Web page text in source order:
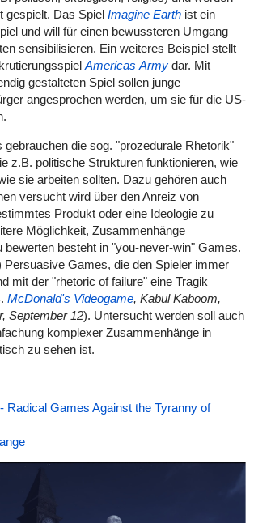
gespielt. Das Spiel Imagine Earthist ein
und will für einen bewussteren Umgang
sensibilisieren. Ein weiteres Beispiel stellt
Americas Armydar. Mit
gestalteten Spiel sollen junge
angesprochen werden, um sie für die US-
die sog. "prozedurale Rhetorik"
z.B. politische Strukturen funktionieren, wie
sie arbeiten sollten. Dazu gehören auch
versucht wird über den Anreiz von
Produkt oder eine Ideologie zu
Möglichkeit, Zusammenhänge
bewerten besteht in "you-never-win" Games.
Persuasive Games, die den Spieler immer
mit der "rhetoric of failure" eine Tragik
McDonald's Videogame, Kabul Kaboom,
September 12). Untersucht werden soll auch
komplexer Zusammenhänge in
zu sehen ist.
Radical Games Against the Tyranny of